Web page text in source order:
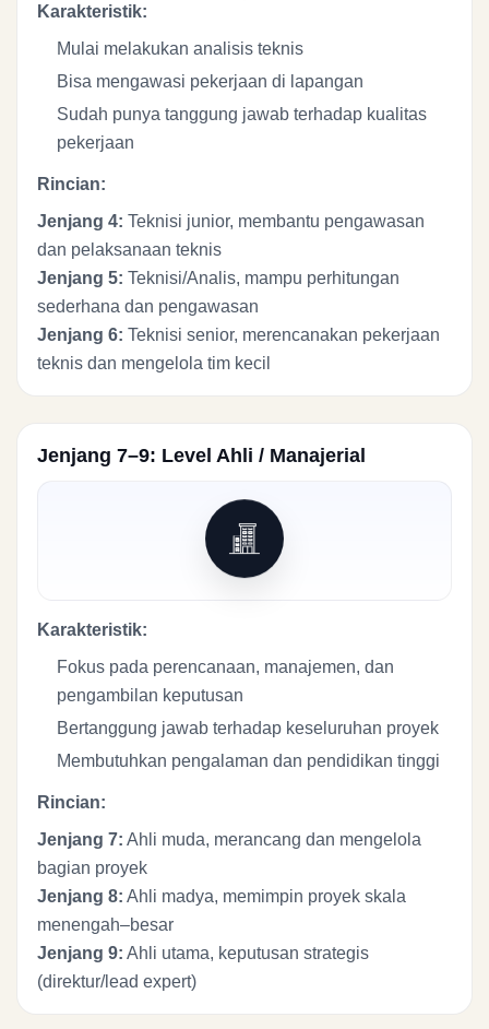
Karakteristik:
Mulai melakukan analisis teknis
Bisa mengawasi pekerjaan di lapangan
Sudah punya tanggung jawab terhadap kualitas
pekerjaan
Rincian:
Jenjang 4: Teknisi junior, membantu pengawasan
dan pelaksanaan teknis
Jenjang 5: Teknisi/Analis, mampu perhitungan
sederhana dan pengawasan
Jenjang 6: Teknisi senior, merencanakan pekerjaan
teknis dan mengelola tim kecil
Jenjang 7–9: Level Ahli / Manajerial
Karakteristik:
Fokus pada perencanaan, manajemen, dan
pengambilan keputusan
Bertanggung jawab terhadap keseluruhan proyek
Membutuhkan pengalaman dan pendidikan tinggi
Rincian:
Jenjang 7: Ahli muda, merancang dan mengelola
bagian proyek
Jenjang 8: Ahli madya, memimpin proyek skala
menengah–besar
Jenjang 9: Ahli utama, keputusan strategis
(direktur/lead expert)